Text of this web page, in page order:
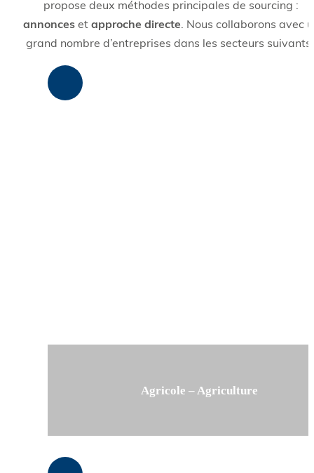
propose deux méthodes principales de sourcing :
annonceset approche directe. Nous collaborons avec
grand nombre d’entreprises dans les secteurs suivants
Agricole – Agriculture